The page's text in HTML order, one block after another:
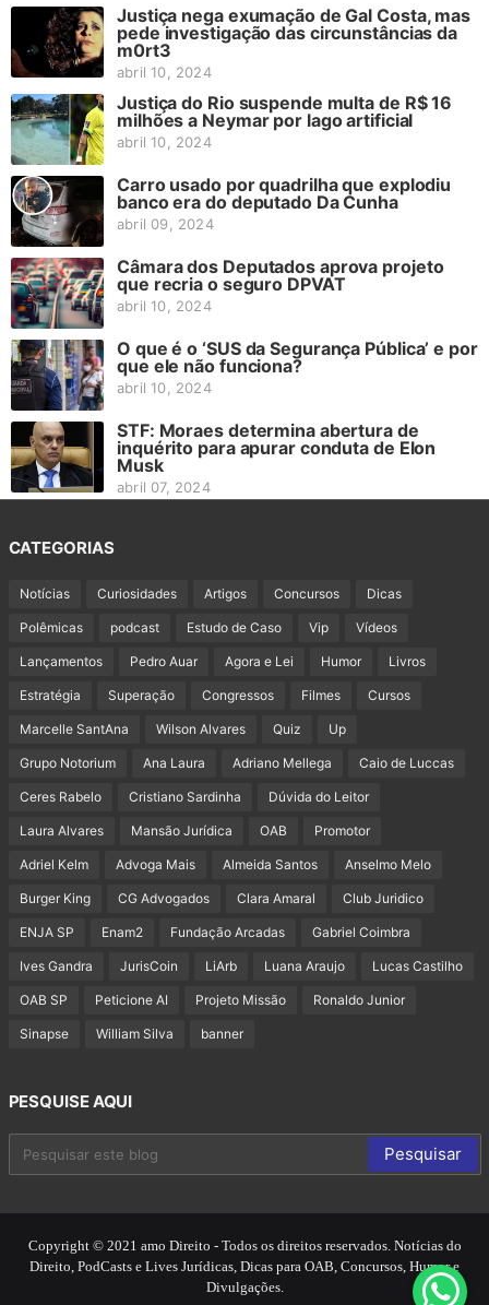
Justiça nega exumação de Gal Costa, mas
pede investigação das circunstâncias da
m0rt3
abril 10, 2024
Justiça do Rio suspende multa de R$ 16
milhões a Neymar por lago artificial
abril 10, 2024
Carro usado por quadrilha que explodiu
banco era do deputado Da Cunha
abril 09, 2024
Câmara dos Deputados aprova projeto
que recria o seguro DPVAT
abril 10, 2024
O que é o ‘SUS da Segurança Pública’ e por
que ele não funciona?
abril 10, 2024
STF: Moraes determina abertura de
inquérito para apurar conduta de Elon
Musk
abril 07, 2024
CATEGORIAS
Notícias Curiosidades Artigos Concursos Dicas
Polêmicas podcast Estudo de Caso Vip Vídeos
Lançamentos Pedro Auar Agora e Lei Humor Livros
Estratégia Superação Congressos Filmes Cursos
Marcelle SantAna Wilson Alvares Quiz Up
Grupo Notorium Ana Laura Adriano Mellega Caio de Luccas
Ceres Rabelo Cristiano Sardinha Dúvida do Leitor
Laura Alvares Mansão Jurídica OAB Promotor
Adriel Kelm Advoga Mais Almeida Santos Anselmo Melo
Burger King CG Advogados Clara Amaral Club Juridico
ENJA SP Enam2 Fundação Arcadas Gabriel Coimbra
Ives Gandra JurisCoin LiArb Luana Araujo Lucas Castilho
OAB SP Peticione AI Projeto Missão Ronaldo Junior
Sinapse William Silva banner
PESQUISE AQUI
Copyright © 2021 amo Direito - Todos os direitos reservados. Notícias do
Direito, PodCasts e Lives Jurídicas, Dicas para OAB, Concursos, Humor e
Divulgações.